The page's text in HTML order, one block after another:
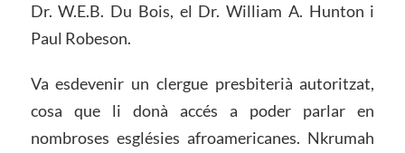
Dr. W.E.B. Du Bois, el Dr. William A. Hunton i
Paul Robeson.
Va esdevenir un clergue presbiterià autoritzat,
cosa que li donà accés a poder parlar en
nombroses esglésies afroamericanes. Nkrumah